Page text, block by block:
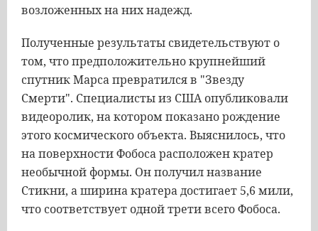
возложенных на них надежд.
Полученные результаты свидетельствуют о
том, что предположительно крупнейший
спутник Марса превратился в "Звезду
Смерти". Специалисты из США опубликовали
видеоролик, на котором показано рождение
этого космического объекта. Выяснилось, что
на поверхности Фобоса расположен кратер
необычной формы. Он получил название
Стикни, а ширина кратера достигает 5,6 мили,
что соответствует одной трети всего Фобоса.